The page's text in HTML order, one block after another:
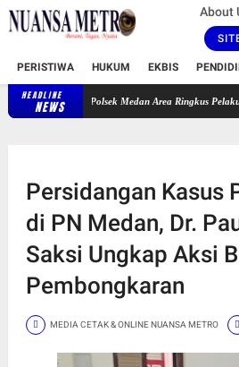
About
PERISTIWA HUKUM EKBIS
HEADLINE
NEWS
Polsek Medan Area Ringkus Pelaku Dugaan
Persidangan Kasus
di PN Medan, Dr.
Saksi Ungkap Aksi
Pembongkaran
MEDIA CETAK & ONLINE NUANSA METRO